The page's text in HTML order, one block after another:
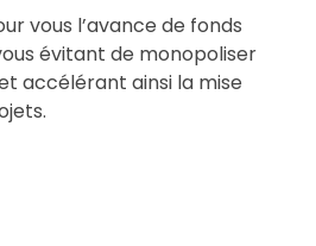
vous l’avance de fonds
évitant de monopoliser
accélérant ainsi la mise